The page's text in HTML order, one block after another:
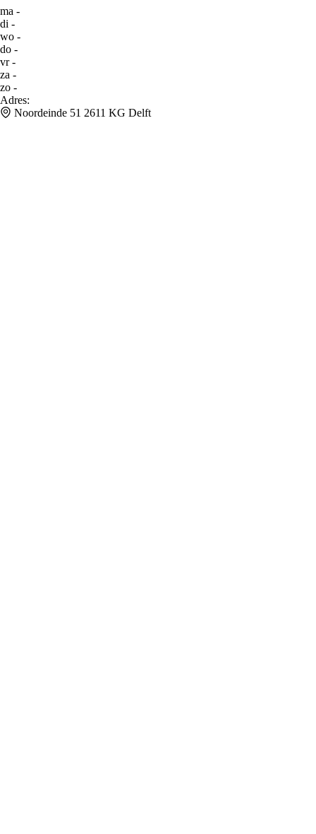
ma -
di -
wo -
do -
vr-
za -
zo -
Adres:
Noordeinde 51 2611 KG Delft